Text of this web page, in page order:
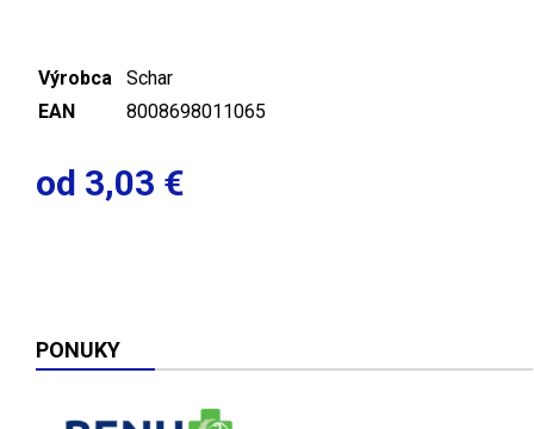
Výrobca
Schar
EAN
8008698011065
od 3,03 €
PONUKY